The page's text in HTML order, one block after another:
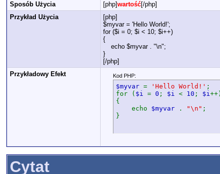
Sposób Użycia [php]wartość[/php]
Przykład Użycia
[php]
$myvar = 'Hello World!';
for ($i = 0; $i < 10; $i++)
{
echo $myvar . "\n";
}
[/php]
Przykładowy Efekt
Kod PHP:
$myvar = 'Hello World!' ;
for ( $i = 0 ; $i < 10 ; $i
{
echo $myvar . "\n" ;
}
Cytat